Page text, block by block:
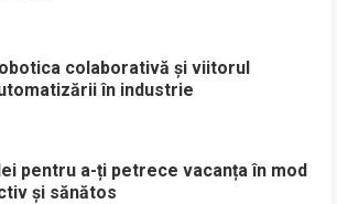
colaborativă și viitorul
în industrie
pentru a-ți petrece vacanța în mod
și sănătos